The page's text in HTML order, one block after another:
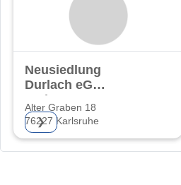
Neusiedlung
Durlach eG
Wohnungsgenossenschaft
Alter Graben 18
76227 Karlsruhe
❯